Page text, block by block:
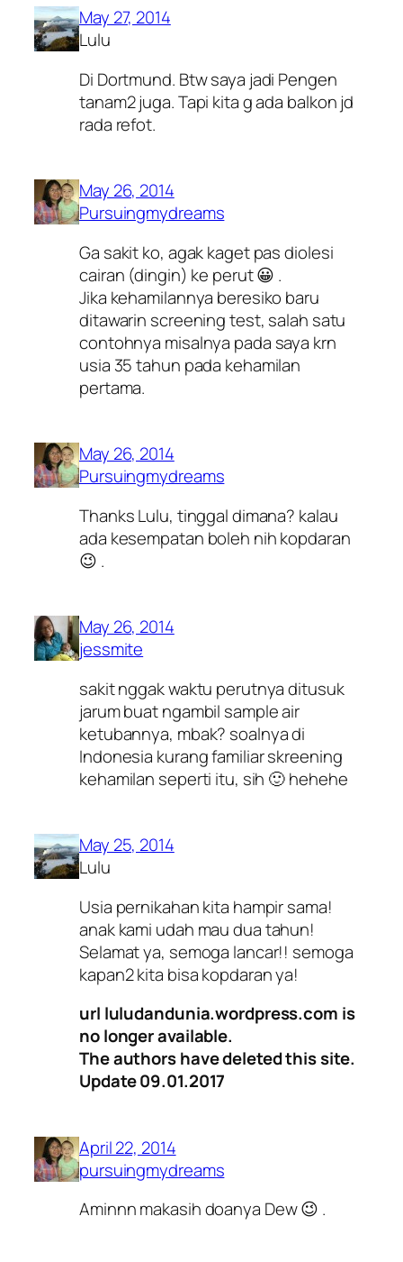
May 27, 2014
Lulu
Di Dortmund. Btw saya jadi Pengen
tanam2 juga. Tapi kita g ada balkon jd
rada refot.
May 26, 2014
Pursuingmydreams
Ga sakit ko, agak kaget pas diolesi
cairan (dingin) ke perut 😀 .
Jika kehamilannya beresiko baru
ditawarin screening test, salah satu
contohnya misalnya pada saya krn
usia 35 tahun pada kehamilan
pertama.
May 26, 2014
Pursuingmydreams
Thanks Lulu, tinggal dimana? kalau
ada kesempatan boleh nih kopdaran
😉 .
May 26, 2014
jessmite
sakit nggak waktu perutnya ditusuk
jarum buat ngambil sample air
ketubannya, mbak? soalnya di
Indonesia kurang familiar skreening
kehamilan seperti itu, sih 🙂 hehehe
May 25, 2014
Lulu
Usia pernikahan kita hampir sama!
anak kami udah mau dua tahun!
Selamat ya, semoga lancar!! semoga
kapan2 kita bisa kopdaran ya!
url luludandunia.wordpress.com is
no longer available.
The authors have deleted this site.
Update 09.01.2017
April 22, 2014
pursuingmydreams
Aminnn makasih doanya Dew 😉 .